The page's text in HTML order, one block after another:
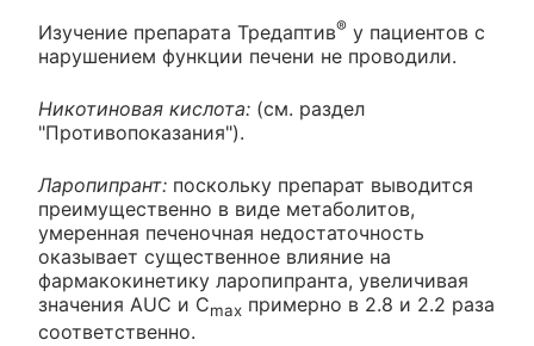
Изучение препарата Тредаптив® у пациентов с
нарушением функции печени не проводили.
Никотиновая кислота: (см. раздел
"Противопоказания").
Ларопипрант: поскольку препарат выводится
преимущественно в виде метаболитов,
умеренная печеночная недостаточность
оказывает существенное влияние на
фармакокинетику ларопипранта, увеличивая
значения AUC и Cmax примерно в 2.8 и 2.2 раза
соответственно.